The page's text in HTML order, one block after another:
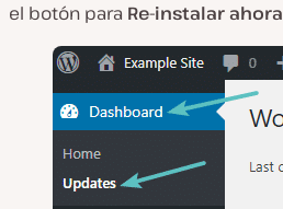
el botón para Re-instalar ahora